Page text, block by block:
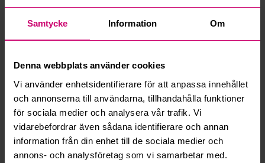
Samtycke Information Om
Denna webbplats använder cookies
Vi använder enhetsidentifierare för att anpassa innehållet
och annonserna till användarna, tillhandahålla funktioner
för sociala medier och analysera vår trafik. Vi
vidarebefordrar även sådana identifierare och annan
information från din enhet till de sociala medier och
annons- och analysföretag som vi samarbetar med.
Vad är ett reservationspris?
Hur fungerar budmotorn?
Kan jag ångra ett bud?
Kan ni frakta mina vunna objekt?